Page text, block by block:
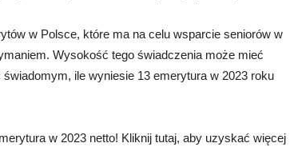
w Polsce, które ma na celu wsparcie seniorów w
Wysokość tego świadczenia może mieć
ile wyniesie 13 emerytura w 2023 roku
w 2023 netto! Kliknij tutaj, aby uzyskać więcej